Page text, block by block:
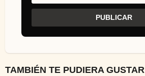
TAMBIÉN TE PUDIERA GUSTAR